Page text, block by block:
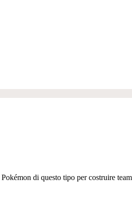
di questo tipo per costruire